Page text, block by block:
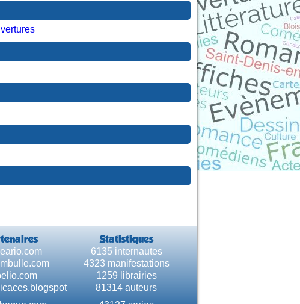
Statistiques
6135 internautes
4323 manifestations
1259 librairies
81314 auteurs